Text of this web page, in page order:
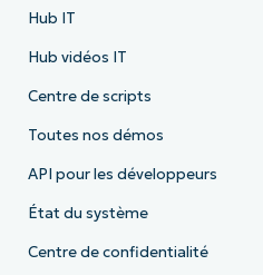
Hub IT
Hub vidéos IT
Centre de scripts
Toutes nos démos
API pour les développeurs
État du système
Centre de confidentialité